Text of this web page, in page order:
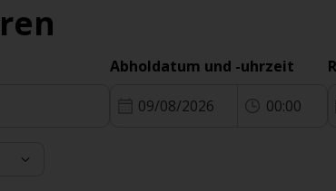
Abholdatum und -uhrzeit
09/08/2026 00:00